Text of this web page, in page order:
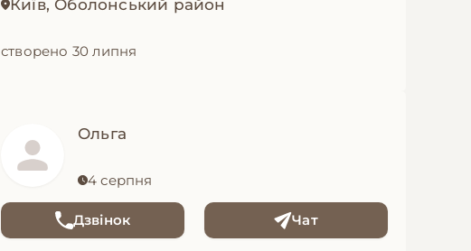
Київ, Оболонський район
створено 30 липня
Ольга
4 серпня
Дзвінок Чат